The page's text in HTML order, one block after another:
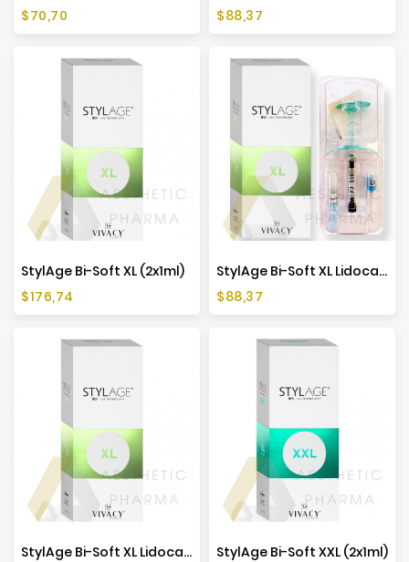
Cena
$70,70
Cena
$88,37
StylAge Bi-Soft XL (2x1ml)
Cena
$176,74
StylAge Bi-Soft XL Lidocaine (1x1ml)
Cena
$88,37
StylAge Bi-Soft XL Lidocaine (2x1ml)
StylAge Bi-Soft XXL (2x1ml)